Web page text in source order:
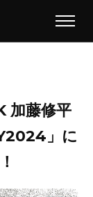
加藤修平
」に